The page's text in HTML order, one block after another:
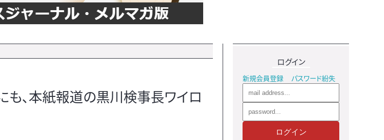
も、本紙報道の黒川検事長ワイロ
ログイン
新規会員登録 パスワード紛失
ログイン